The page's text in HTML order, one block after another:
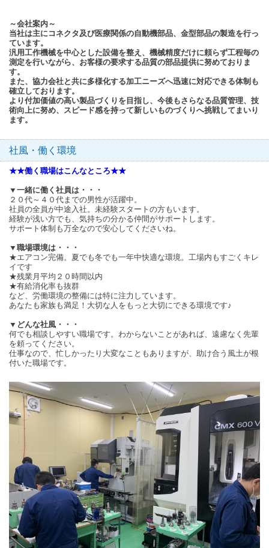
～会社案内～
当社は主にコネクタ及び医療関係の自動機部品、金型部品の製造を行っ
ています。
汎用工作機械を中心とした設備を整え、機械精度だけに頼らず工程毎の
測定を行いながら、お客様の要求する品質の部品提供に努めておりま
す。
また、協力会社と共に多様化する加工ニーズへ迅速に対応できる体制も
確立しております。
より付加価値の高い製品づくりを目指し、今後もさらなる品質管理、技
術向上に努め、スピード感を持って新しいものづくりへ挑戦してまいり
ます。
社風・働く環境
★★働く職場はこんなところ★★
▼一緒に働く社員は・・・
２０代～４０代までの男性が活躍中。
社員の全員が中途入社。未経験スタートの方もいます。
経験が浅い方でも、気持ちの分かる仲間がサポートします。
サポート体制も万全なので安心してくださいね。
▼職場環境は・・・
★エアコン完備。夏でも冬でも一年中快適な環境。工場内もすごくキレ
イです
★残業月平均２０時間以内
★有給消化率も抜群
など、労働環境の整備には特に注力しています。
あなたも家族も満足！大切な人をもっと大切にできる環境です♪
▼どんな社風・・・
何でも相談しやすい職場です。わからないことがあれば、遠慮なく先輩
を頼ってください。
仕事なので、忙しかったり大変なこともありますが、助け合う風土が根
付いた職場です。